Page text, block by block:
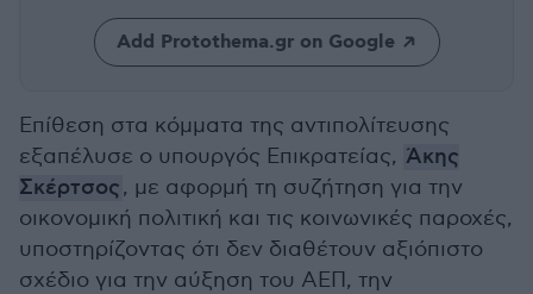
Add Protothema.gr on Google
Επίθεση στα κόμματα της αντιπολίτευσης
εξαπέλυσε ο υπουργός Επικρατείας, Άκης
Σκέρτσος, με αφορμή τη συζήτηση για την
οικονομική πολιτική και τις κοινωνικές παροχές,
υποστηρίζοντας ότι δεν διαθέτουν αξιόπιστο
σχέδιο για την αύξηση του ΑΕΠ, την